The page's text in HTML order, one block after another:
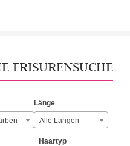
FRISURENSUCHE
Länge
Alle Längen
Haartyp